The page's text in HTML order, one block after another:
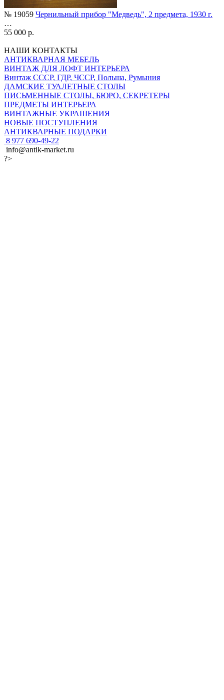
№ 19059 Чернильный прибор "Медведь", 2 предмета, 1930 г.
…
55 000 р.
НАШИ КОНТАКТЫ
АНТИКВАРНАЯ МЕБЕЛЬ
ВИНТАЖ ДЛЯ ЛОФТ ИНТЕРЬЕРА
Винтаж СССР, ГДР, ЧССР, Польша, Румыния
ДАМСКИЕ ТУАЛЕТНЫЕ СТОЛЫ
ПИСЬМЕННЫЕ СТОЛЫ, БЮРО, СЕКРЕТЕРЫ
ПРЕДМЕТЫ ИНТЕРЬЕРА
ВИНТАЖНЫЕ УКРАШЕНИЯ
НОВЫЕ ПОСТУПЛЕНИЯ
АНТИКВАРНЫЕ ПОДАРКИ
8 977 690-49-22
info@antik-market.ru
?>